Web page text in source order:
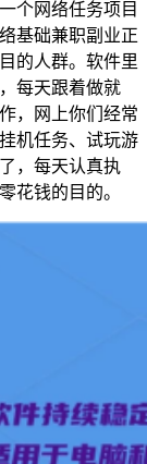
个网络任务项目
基础兼职副业正
的人群。软件里
每天跟着做就
，网上你们经常
机任务、试玩游
，每天认真执
花钱的目的。